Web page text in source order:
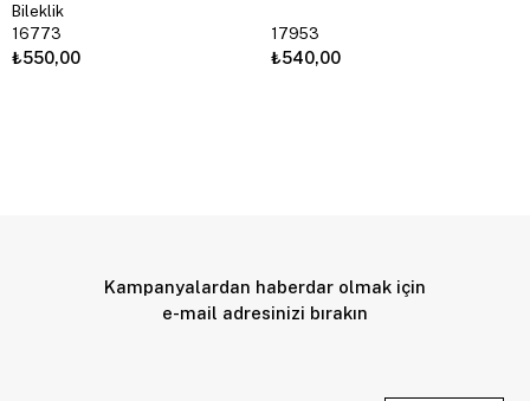
Bileklik
16773
₺550,00
17953
₺540,00
Kampanyalardan haberdar olmak için
e-mail adresinizi bırakın